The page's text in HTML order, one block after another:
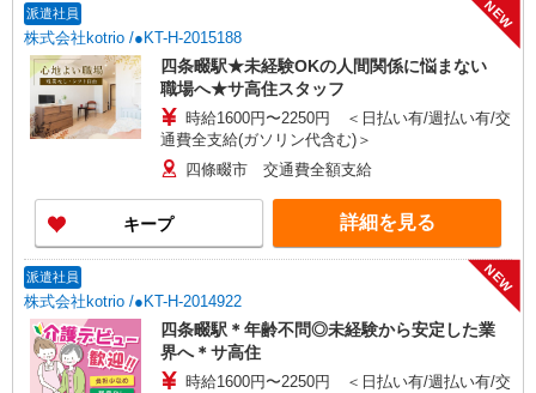
派遣社員
株式会社kotrio /●KT-H-2015188
NEW
四条畷駅★未経験OKの人間関係に悩まない
職場へ★サ高住スタッフ
時給1600円〜2250円 ＜日払い有/週払い有/交
通費全支給(ガソリン代含む)＞
四條畷市 交通費全額支給
キープ 詳細を見る
派遣社員
株式会社kotrio /●KT-H-2014922
NEW
四条畷駅＊年齢不問◎未経験から安定した業
界へ＊サ高住
時給1600円〜2250円 ＜日払い有/週払い有/交